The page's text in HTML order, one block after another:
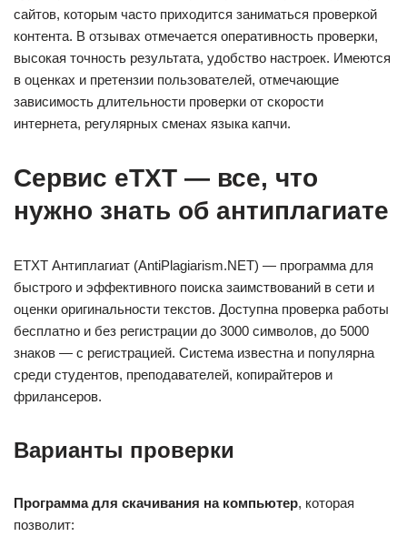
сайтов, которым часто приходится заниматься проверкой
контента. В отзывах отмечается оперативность проверки,
высокая точность результата, удобство настроек. Имеются
в оценках и претензии пользователей, отмечающие
зависимость длительности проверки от скорости
интернета, регулярных сменах языка капчи.
Сервис eTXT — все, что
нужно знать об антиплагиате
ETXT Антиплагиат (AntiPlagiarism.NET) — программа для
быстрого и эффективного поиска заимствований в сети и
оценки оригинальности текстов. Доступна проверка работы
бесплатно и без регистрации до 3000 символов, до 5000
знаков — с регистрацией. Система известна и популярна
среди студентов, преподавателей, копирайтеров и
фрилансеров.
Варианты проверки
Программа для скачивания на компьютер, которая
позволит: